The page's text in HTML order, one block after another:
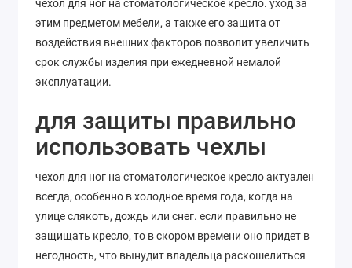
чехол для ног на стоматологическое кресло. уход за
этим предметом мебели, а также его защита от
воздействия внешних факторов позволит увеличить
срок службы изделия при ежедневной немалой
эксплуатации.
для защиты правильно
использовать чехлы
чехол для ног на стоматологическое кресло актуален
всегда, особенно в холодное время года, когда на
улице слякоть, дождь или снег. если правильно не
защищать кресло, то в скором времени оно придет в
негодность, что вынудит владельца раскошелиться